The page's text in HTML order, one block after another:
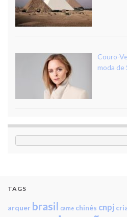
Couro-
moda
TAGS
arquer brasil carne chinês cnpj